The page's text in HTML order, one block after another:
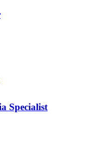
Specialist